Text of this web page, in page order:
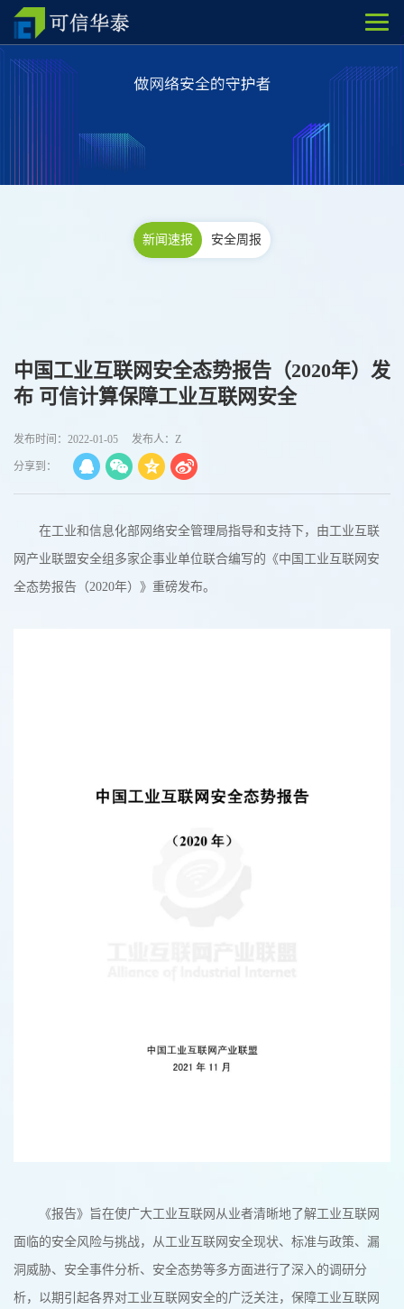
新闻速报 安全周报
中国工业互联网安全态势报告（2020年）发
布 可信计算保障工业互联网安全
发布时间：2022-01-05 发布人：Z
分享到：
在工业和信息化部网络安全管理局指导和支持下，由工业互联
网产业联盟安全组多家企事业单位联合编写的《中国工业互联网安
全态势报告（2020年）》重磅发布。
《报告》旨在使广大工业互联网从业者清晰地了解工业互联网
面临的安全风险与挑战，从工业互联网安全现状、标准与政策、漏
洞威胁、安全事件分析、安全态势等多方面进行了深入的调研分
析，以期引起各界对工业互联网安全的广泛关注，保障工业互联网